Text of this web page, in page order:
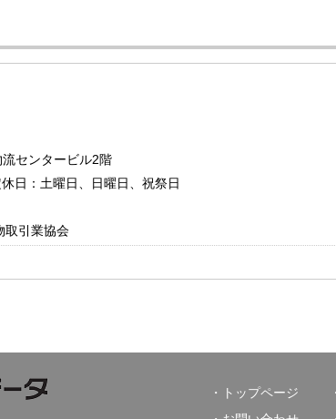
センタービル2階
日：土曜日、日曜日、祝祭日
取引業協会
トップページ